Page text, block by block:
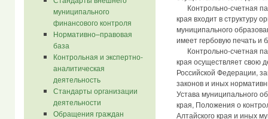
муниципального
финансового контроля
Нормативно–правовая
база
Контрольная и экспертно-
аналитическая
деятельность
Стандарты организации
деятельности
Обращения граждан
Контрольно-счетная
края входит в структуру
муниципального
имеет гербовую печать и
Контрольно-счетная
края осуществляет свою
Российской Федерации,
законов и иных
Устава муниципального
края, Положения о
Алтайского края и иных